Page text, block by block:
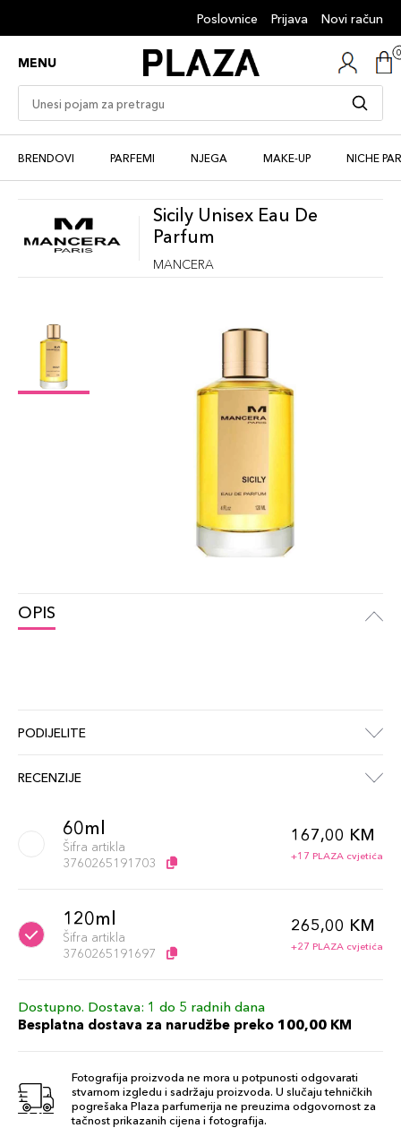
Poslovnice Prijava Novi račun
MENU
BRENDOVI PARFEMI NJEGA MAKE-UP NICHE
Sicily Unisex Eau De
Parfum
MANCERA
OPIS
PODIJELITE
RECENZIJE
60ml
Šifra artikla
3760265191703
167,00 KM
+17 PLAZA cvjetića
120ml
Šifra artikla
3760265191697
265,00 KM
+27 PLAZA cvjetića
Dostupno. Dostava: 1 do 5 radnih dana
Besplatna dostava za narudžbe preko 100,00 KM
Fotografija proizvoda ne mora u potpunosti odgovarati
stvarnom izgledu i sadržaju proizvoda. U slučaju tehničkih
pogrešaka Plaza parfumerija ne preuzima odgovornost za
tačnost prikazanih cijena i fotografija.